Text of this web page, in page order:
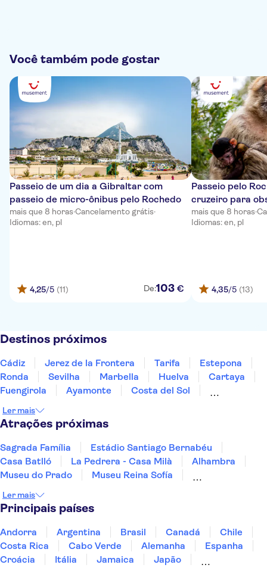
Você também pode gostar
Passeio de um dia a Gibraltar com
passeio de micro-ônibus pelo Rochedo
mais que 8 horas·Cancelamento grátis·
Idiomas: en, pl
4,25/5 (11) De:103 €
Passeio pelo
cruzeiro para
mais que 8 horas·
Idiomas: en, pl
4,35/5 (13)
Destinos próximos
Cádiz Jerez de la Frontera Tarifa
Estepona
Ronda
Sevilha Marbella Huelva
Cartaya
Fuengirola
Ayamonte
Costa del Sol
Ler mais
Atrações próximas
Sagrada Família
Estádio Santiago Bernabéu
Casa Batlló
La Pedrera - Casa Milà
Alhambra
Museu do Prado
Museu Reina Sofía
Estádio do Atlético de Madrid
Madrid Amusement Parks
Palácio Real de Madrid
Parque Güell
Parque Nacional de Timanfaya
Ler mais
Principais países
Andorra Argentina Brasil Canadá
Chile
Costa Rica
Cabo Verde Alemanha
Espanha
Croácia
Itália Jamaica
Japão